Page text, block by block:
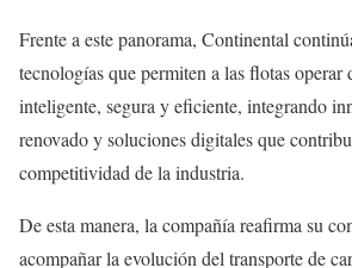
Frente a este panorama, Continental
tecnologías que permiten a las flotas operar
inteligente, segura y eficiente, integrando
renovado y soluciones digitales que
competitividad de la industria.
De esta manera, la compañía reafirma su
acompañar la evolución del transporte de